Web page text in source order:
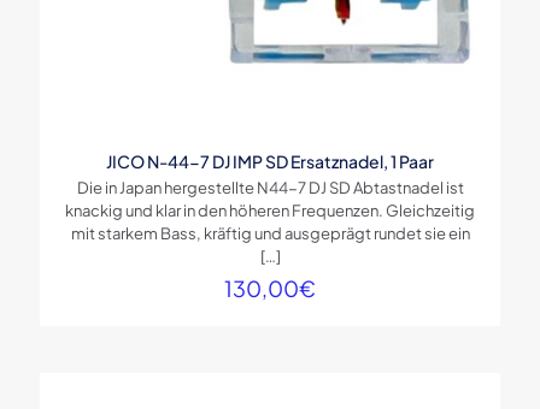
JICO N-44-7 DJ IMP SD Ersatznadel, 1 Paar
Die in Japan hergestellte N44-7 DJ SD Abtastnadel ist
knackig und klar in den höheren Frequenzen. Gleichzeitig
mit starkem Bass, kräftig und ausgeprägt rundet sie ein
[…]
130,00€